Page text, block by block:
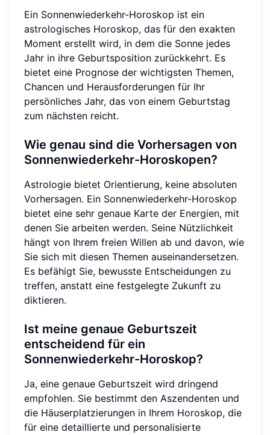
Ein Sonnenwiederkehr-Horoskop ist ein
astrologisches Horoskop, das für den exakten
Moment erstellt wird, in dem die Sonne jedes
Jahr in ihre Geburtsposition zurückkehrt. Es
bietet eine Prognose der wichtigsten Themen,
Chancen und Herausforderungen für Ihr
persönliches Jahr, das von einem Geburtstag
zum nächsten reicht.
Wie genau sind die Vorhersagen von
Sonnenwiederkehr-Horoskopen?
Astrologie bietet Orientierung, keine absoluten
Vorhersagen. Ein Sonnenwiederkehr-Horoskop
bietet eine sehr genaue Karte der Energien, mit
denen Sie arbeiten werden. Seine Nützlichkeit
hängt von Ihrem freien Willen ab und davon, wie
Sie sich mit diesen Themen auseinandersetzen.
Es befähigt Sie, bewusste Entscheidungen zu
treffen, anstatt eine festgelegte Zukunft zu
diktieren.
Ist meine genaue Geburtszeit
entscheidend für ein
Sonnenwiederkehr-Horoskop?
Ja, eine genaue Geburtszeit wird dringend
empfohlen. Sie bestimmt den Aszendenten und
die Häuserplatzierungen in Ihrem Horoskop, die
für eine detaillierte und personalisierte